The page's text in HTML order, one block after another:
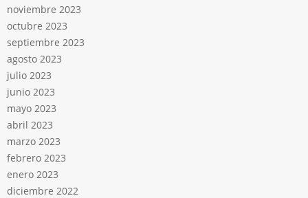
noviembre 2023
octubre 2023
septiembre 2023
agosto 2023
julio 2023
junio 2023
mayo 2023
abril 2023
marzo 2023
febrero 2023
enero 2023
diciembre 2022